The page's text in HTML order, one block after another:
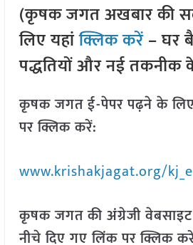
(कृषक जगत अखबार की
लिए यहांक्लिक करें– घर
पद्धतियों और नई तकनीक
कृषक जगत ई-पेपर पढ़ने के
पर क्लिक करें:
www.krishakjagat.org/
कृषक जगत की अंग्रेजी
नीचे दिए गए लिंक पर क्लिक